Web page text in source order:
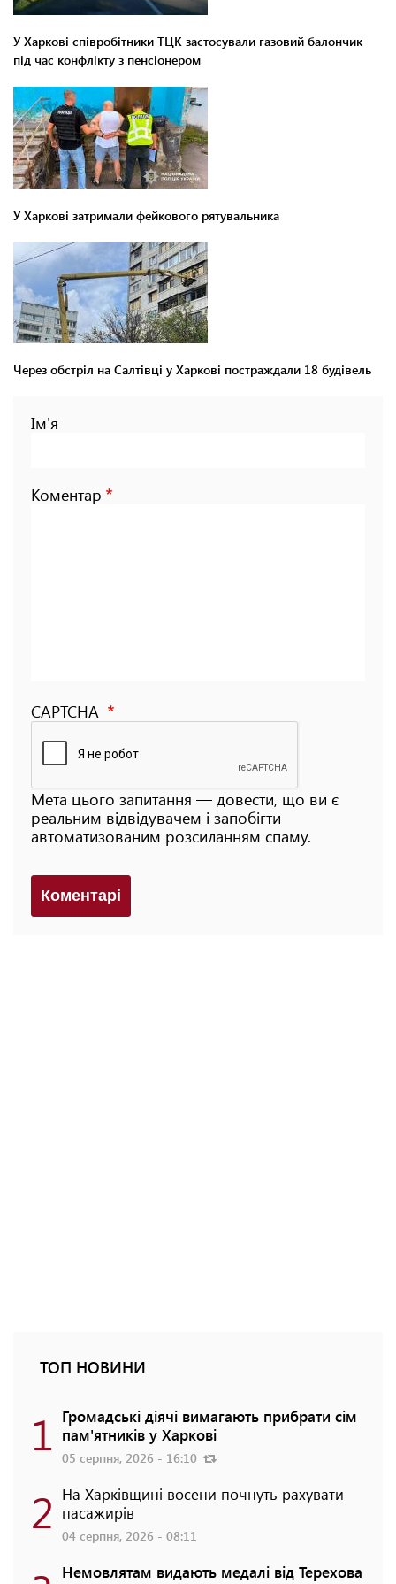
У Харкові співробітники ТЦК застосували газовий балончик
під час конфлікту з пенсіонером
У Харкові затримали фейкового рятувальника
Через обстріл на Салтівці у Харкові постраждали 18 будівель
Ім'я
Коментар
CAPTCHA
Мета цього запитання — довести, що ви є
реальним відвідувачем і запобігти
автоматизованим розсиланням спаму.
Коментарi
ТОП НОВИНИ
1 Громадські діячі вимагають прибрати сім
пам'ятників у Харкові
05 серпня, 2026 - 16:10
2 На Харківщині восени почнуть рахувати
пасажирів
04 серпня, 2026 - 08:11
Немовлятам видають медалі від Терехова